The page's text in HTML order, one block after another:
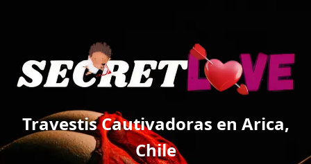
Travestis Cautivadoras en Arica,
Chile